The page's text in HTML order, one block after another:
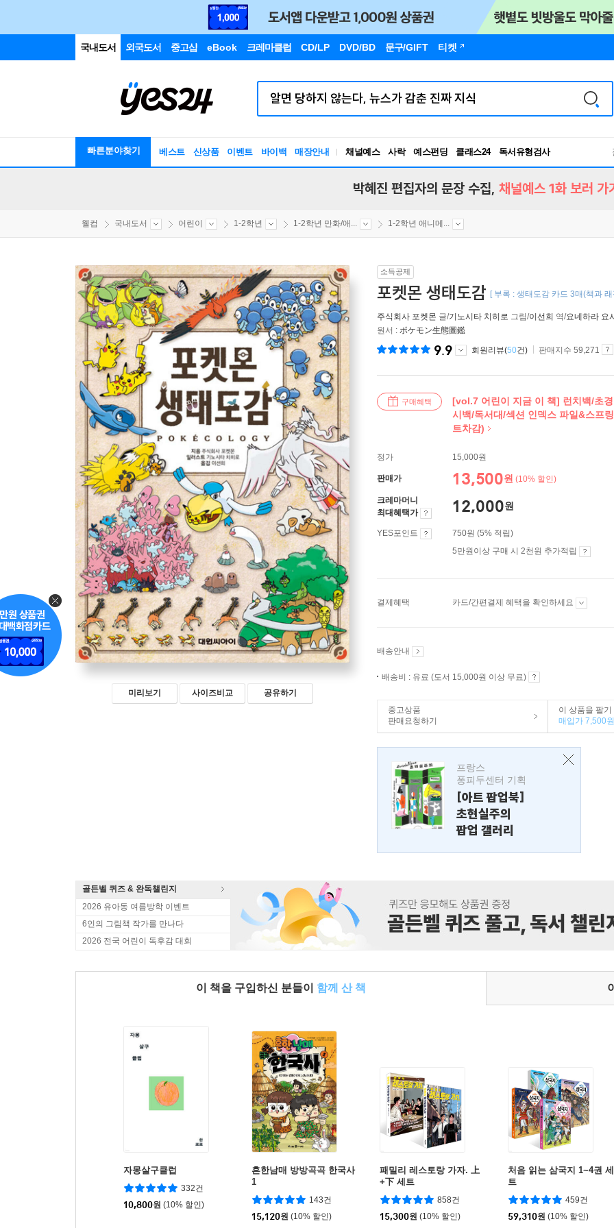
국내도서 외국도서 중고샵 eBook 크레마클럽 CD/LP DVD/BD 문구/GIFT 티켓
빠른분야찾기 베스트 신상품 이벤트 바이백 매장안내 채널예스 사락 예스펀딩 클래스24
독서유형검사
RBTI Lab
박혜진 편집자의 문장 수집, 채널예스 1화 보러 가
웰컴 국내도서 어린이 1-2학년 1-2학년 만화/애... 1-2학년 애니메...
미리보기 사이즈비교 공유하기
소득공제
포켓몬 생태도감 [ 부록 : 생태도감 카드 3매(책과
주식회사 포켓몬 글/기노시타 치히로 그림/이선희 역/요네하라 요
원서 : ポケモン生態圖鑑
9.9 회원리뷰(50건) 판매지수 59,271
구매혜택
[vol.7 어린이 지금 이 책] 런치백/초
시백/독서대/섹션 인덱스 파일&스프
트차감)
정가 15,000원
판매가 13,500원 (10% 할인)
크레마머니
최대혜택가
12,000원
YES포인트
750원 (5% 적립)
5만원이상 구매 시 2천원 추가적립
결제혜택 카드/간편결제 혜택을 확인하세요
배송안내
배송비 : 유료 (도서 15,000원 이상 무료)
중고상품
판매요청하기
이 상품을 팔기
매입가 7,500원
프랑스
퐁피두센터 기획
[아트 팝업북]
초현실주의
팝업 갤러리
골든벨 퀴즈 & 완독챌린지
2026 유아동 여름방학 이벤트
6인의 그림책 작가를 만나다
2026 전국 어린이 독후감 대회
이 책을 구입하신 분들이 함께 산 책
자몽살구클럽
332건
10,800원 (10% 할인)
흔한남매 방방곡곡 한국사
1
143건
15,120원 (10% 할인)
패밀리 레스토랑 가자. 上
+下 세트
858건
15,300원 (10% 할인)
처음 읽는 삼국지 1~4권 세
트
459건
59,310원 (10% 할인)